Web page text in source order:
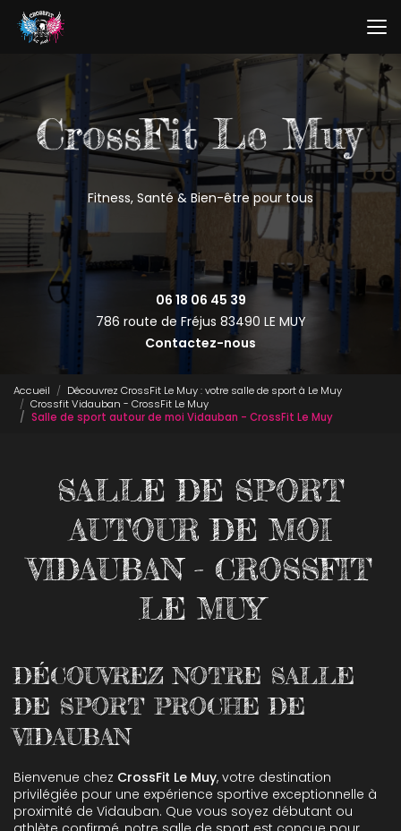
Aller
contenu
Fitness, Santé & Bien-être pour tous
06 18 06 45 39
786 route de Fréjus 83490 LE MUY
Contactez-nous
Accueil
Découvrez CrossFit Le Muy : votre salle de sport à Le Muy
Crossfit Vidauban - CrossFit Le Muy
Salle de sport autour de moi Vidauban - CrossFit Le Muy
SALLE DE SPORT
AUTOUR DE MOI
VIDAUBAN - CROSSFIT
LE MUY
DÉCOUVREZ NOTRE SALLE
DE SPORT PROCHE DE
VIDAUBAN
Bienvenue chez CrossFit Le Muy, votre destination
privilégiée pour une expérience sportive exceptionnelle à
proximité de Vidauban. Que vous soyez débutant ou